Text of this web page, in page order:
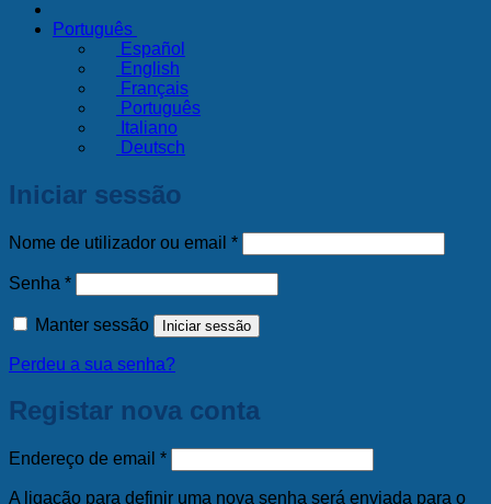
Português
Español
English
Français
Português
Italiano
Deutsch
Iniciar sessão
Nome de utilizador ou email *Obrigatório
Senha *Obrigatório
Manter sessão Iniciar sessão
Perdeu a sua senha?
Registar nova conta
Endereço de email *Obrigatório
A ligação para definir uma nova senha será enviada para o